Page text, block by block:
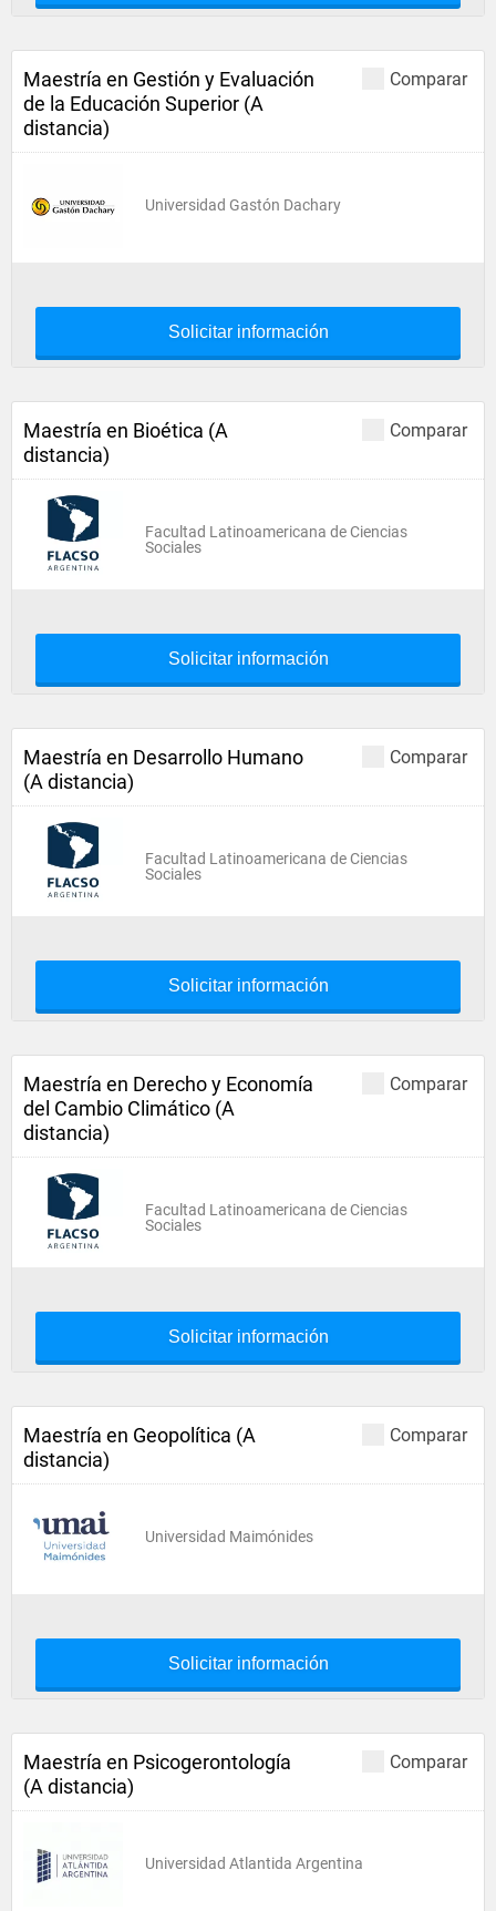
Comparar
Maestría en Gestión y Evaluación
de la Educación Superior (A
distancia)
Universidad Gastón Dachary
Solicitar información
Comparar
Maestría en Bioética (A
distancia)
Facultad Latinoamericana de Ciencias
Sociales
Solicitar información
Comparar
Maestría en Desarrollo Humano
(A distancia)
Facultad Latinoamericana de Ciencias
Sociales
Solicitar información
Comparar
Maestría en Derecho y Economía
del Cambio Climático (A
distancia)
Facultad Latinoamericana de Ciencias
Sociales
Solicitar información
Comparar
Maestría en Geopolítica (A
distancia)
Universidad Maimónides
Solicitar información
Comparar
Maestría en Psicogerontología
(A distancia)
Universidad Atlantida Argentina